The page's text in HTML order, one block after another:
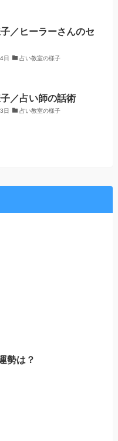
／ヒーラーさんのセ
日 占い教室の様子
／占い師の話術
日 占い教室の様子
勢は？